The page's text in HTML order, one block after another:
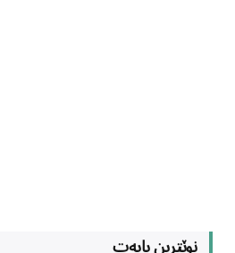
نوێترین بابەت